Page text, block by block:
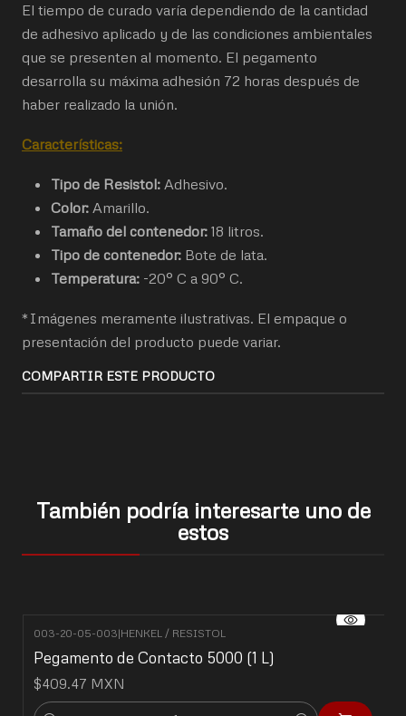
El tiempo de curado varía dependiendo de la cantidad
de adhesivo aplicado y de las condiciones ambientales
que se presenten al momento. El pegamento
desarrolla su máxima adhesión 72 horas después de
haber realizado la unión.
Características:
Tipo de Resistol: Adhesivo.
Color: Amarillo.
Tamaño del contenedor: 18 litros.
Tipo de contenedor: Bote de lata.
Temperatura: -20° C a 90° C.
*Imágenes meramente ilustrativas. El empaque o
presentación del producto puede variar.
COMPARTIR ESTE PRODUCTO
También podría interesarte uno de
estos
003-20-05-003|HENKEL / RESISTOL
Pegamento de Contacto 5000 (1 L)
$409.47 MXN